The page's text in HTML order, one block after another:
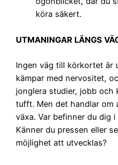
köra säkert.
UTMANINGAR LÄNGS
Ingen väg till körkortet är
kämpar med nervositet,
jonglera studier, jobb och
tufft. Men det handlar
växa. Var befinner du dig
Känner du pressen eller
möjlighet att utvecklas?